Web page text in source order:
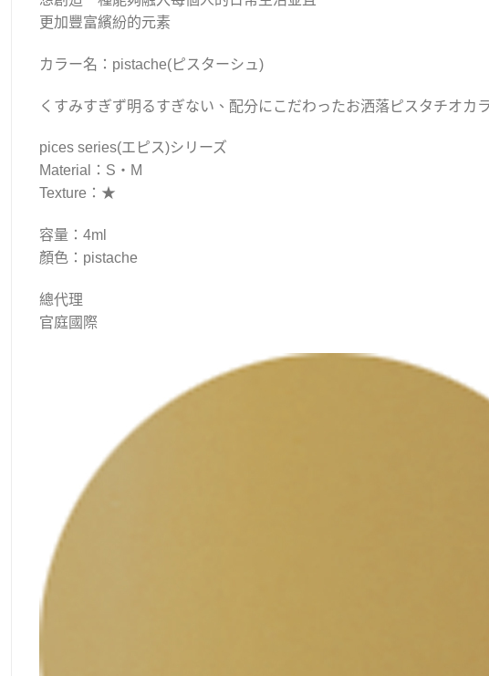
更加豐富繽紛的元素
カラー名：pistache(ピスターシュ)
くすみすぎず明るすぎない、配分にこだわったお洒落ピスタチオカ
pices series(エピス)シリーズ
Material：S・M
Texture：★
容量：4ml
顏色：pistache
總代理
官庭國際